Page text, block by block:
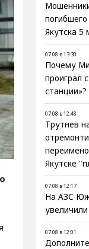
Якутска 5
07.08 в 13:30
Почему
проиграл
станции»?
07.08 в 12:48
Трутнев
Якутске
07.08 в 12:17
На АЗС
07.08 в 12:01